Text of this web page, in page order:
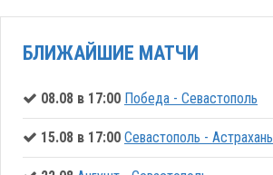
БЛИЖАЙШИЕ МАТЧИ
08.08 в 17:00 Победа - Севастополь
15.08 в 17:00 Севастополь - Астрахань